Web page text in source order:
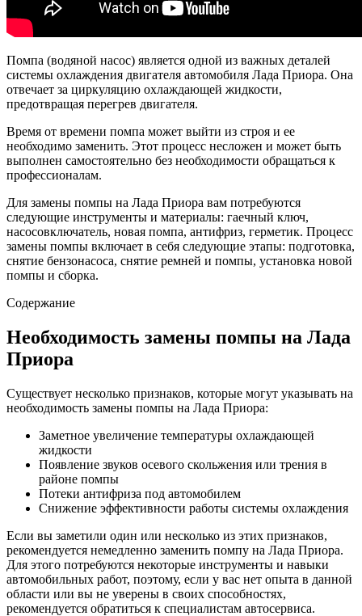
Помпа (водяной насос) является одной из важных деталей
системы охлаждения двигателя автомобиля Лада Приора. Она
отвечает за циркуляцию охлаждающей жидкости,
предотвращая перегрев двигателя.
Время от времени помпа может выйти из строя и ее
необходимо заменить. Этот процесс несложен и может быть
выполнен самостоятельно без необходимости обращаться к
профессионалам.
Для замены помпы на Лада Приора вам потребуются
следующие инструменты и материалы: гаечный ключ,
насосовключатель, новая помпа, антифриз, герметик. Процесс
замены помпы включает в себя следующие этапы: подготовка,
снятие бензонасоса, снятие ремней и помпы, установка новой
помпы и сборка.
Содержание
Необходимость замены помпы на Лада
Приора
Существует несколько признаков, которые могут указывать на
необходимость замены помпы на Лада Приора:
Заметное увеличение температуры охлаждающей
жидкости
Появление звуков осевого скольжения или трения в
районе помпы
Потеки антифриза под автомобилем
Снижение эффективности работы системы охлаждения
Если вы заметили один или несколько из этих признаков,
рекомендуется немедленно заменить помпу на Лада Приора.
Для этого потребуются некоторые инструменты и навыки
автомобильных работ, поэтому, если у вас нет опыта в данной
области или вы не уверены в своих способностях,
рекомендуется обратиться к специалистам автосервиса.